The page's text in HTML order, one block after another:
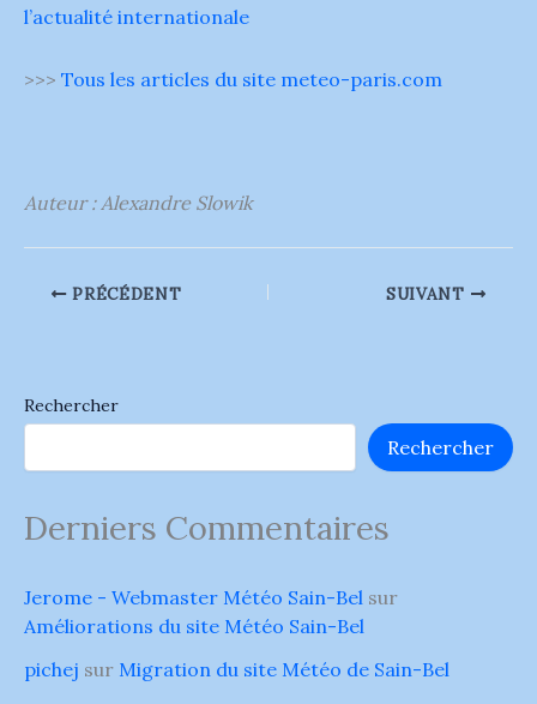
l’actualité internationale
>>> Tous les articles du site meteo-paris.com
Auteur : Alexandre Slowik
PRÉCÉDENT SUIVANT
Rechercher
Rechercher
Derniers Commentaires
Jerome - Webmaster Météo Sain-Bel sur
Améliorations du site Météo Sain-Bel
pichej sur Migration du site Météo de Sain-Bel